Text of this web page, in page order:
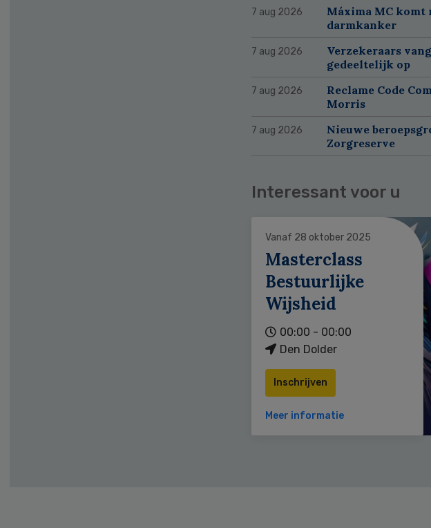
7 aug 2026
Máxima MC
darmkanker
7 aug 2026
Verzekeraars
gedeeltelijk op
7 aug 2026
Reclame Code
Morris
7 aug 2026
Nieuwe
Zorgreserve
Interessant voor u
Vanaf 28 oktober 2025
Masterclass
Bestuurlijke
Wijsheid
00:00 - 00:00
Den Dolder
Inschrijven
Meer informatie